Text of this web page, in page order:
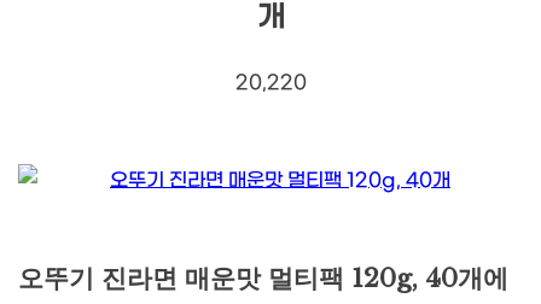
개
20,220
오뚜기 진라면 매운맛 멀티팩 120g, 40개에